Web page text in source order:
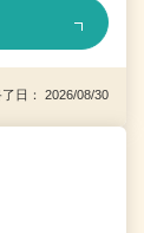
日： 2026/08/30